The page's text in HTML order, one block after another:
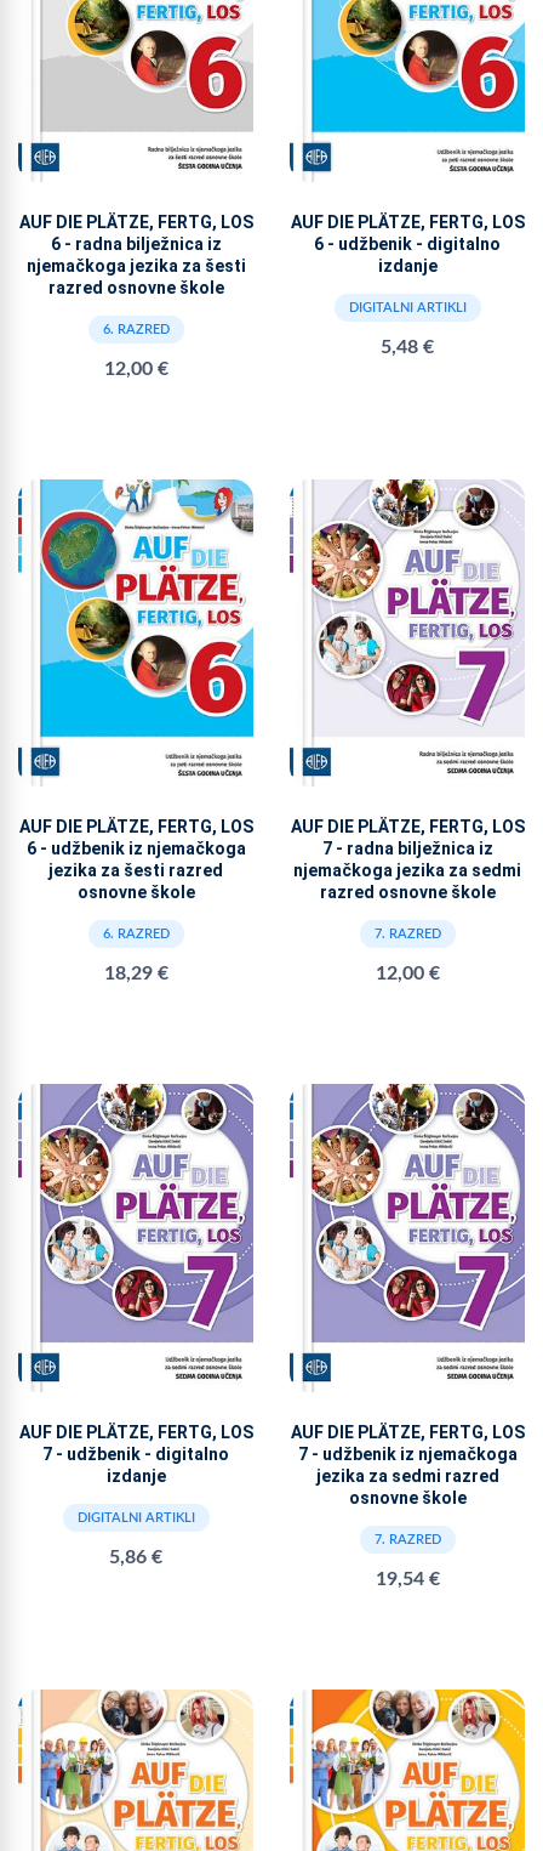
AUF DIE PLÄTZE, FERTG, LOS
6 - radna bilježnica iz
njemačkoga jezika za šesti
razred osnovne škole
6. RAZRED
12,00 €
AUF DIE PLÄTZE, FERTG, LOS
6 - udžbenik - digitalno
izdanje
DIGITALNI ARTIKLI
5,48 €
AUF DIE PLÄTZE, FERTG, LOS
6 - udžbenik iz njemačkoga
jezika za šesti razred
osnovne škole
6. RAZRED
18,29 €
AUF DIE PLÄTZE, FERTG, LOS
7 - radna bilježnica iz
njemačkoga jezika za sedmi
razred osnovne škole
7. RAZRED
12,00 €
AUF DIE PLÄTZE, FERTG, LOS
7 - udžbenik - digitalno
izdanje
DIGITALNI ARTIKLI
5,86 €
AUF DIE PLÄTZE, FERTG, LOS
7 - udžbenik iz njemačkoga
jezika za sedmi razred
osnovne škole
7. RAZRED
19,54 €